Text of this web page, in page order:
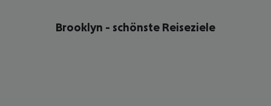
Brooklyn - schönste Reiseziele